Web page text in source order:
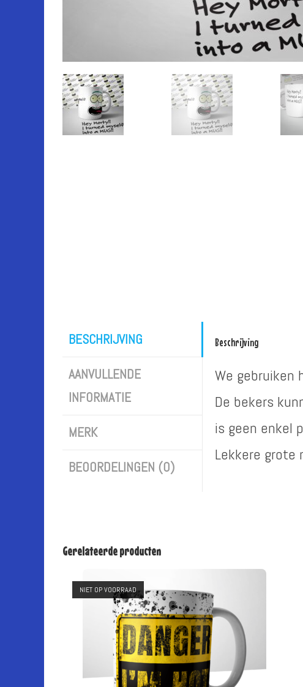
BESCHRIJVING
AANVULLENDE
INFORMATIE
MERK
BEOORDELINGEN (0)
Beschrijving
We gebruiken
De bekers
is geen enkel
Lekkere grote
Gerelateerde producten
NIET OP VOORRAAD